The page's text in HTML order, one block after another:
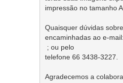
impressão no tamanho
Quaisquer dúvidas
encaminhadas ao e-mail:
; ou pelo
telefone 66 3438-3227.
Agradecemos a